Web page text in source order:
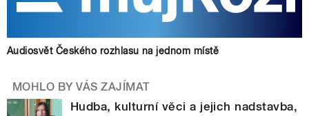
Audiosvět Českého rozhlasu na jednom místě
MOHLO BY VÁS ZAJÍMAT
Hudba, kulturní věci a jejich nadstavba,